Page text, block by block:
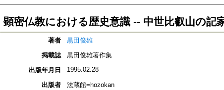
顕密仏教における歴史意識 -- 中世比叡山の記
著者
黒田俊雄
掲載誌
黒田俊雄著作集
出版年月日
1995.02.28
出版者
法蔵館=hozokan